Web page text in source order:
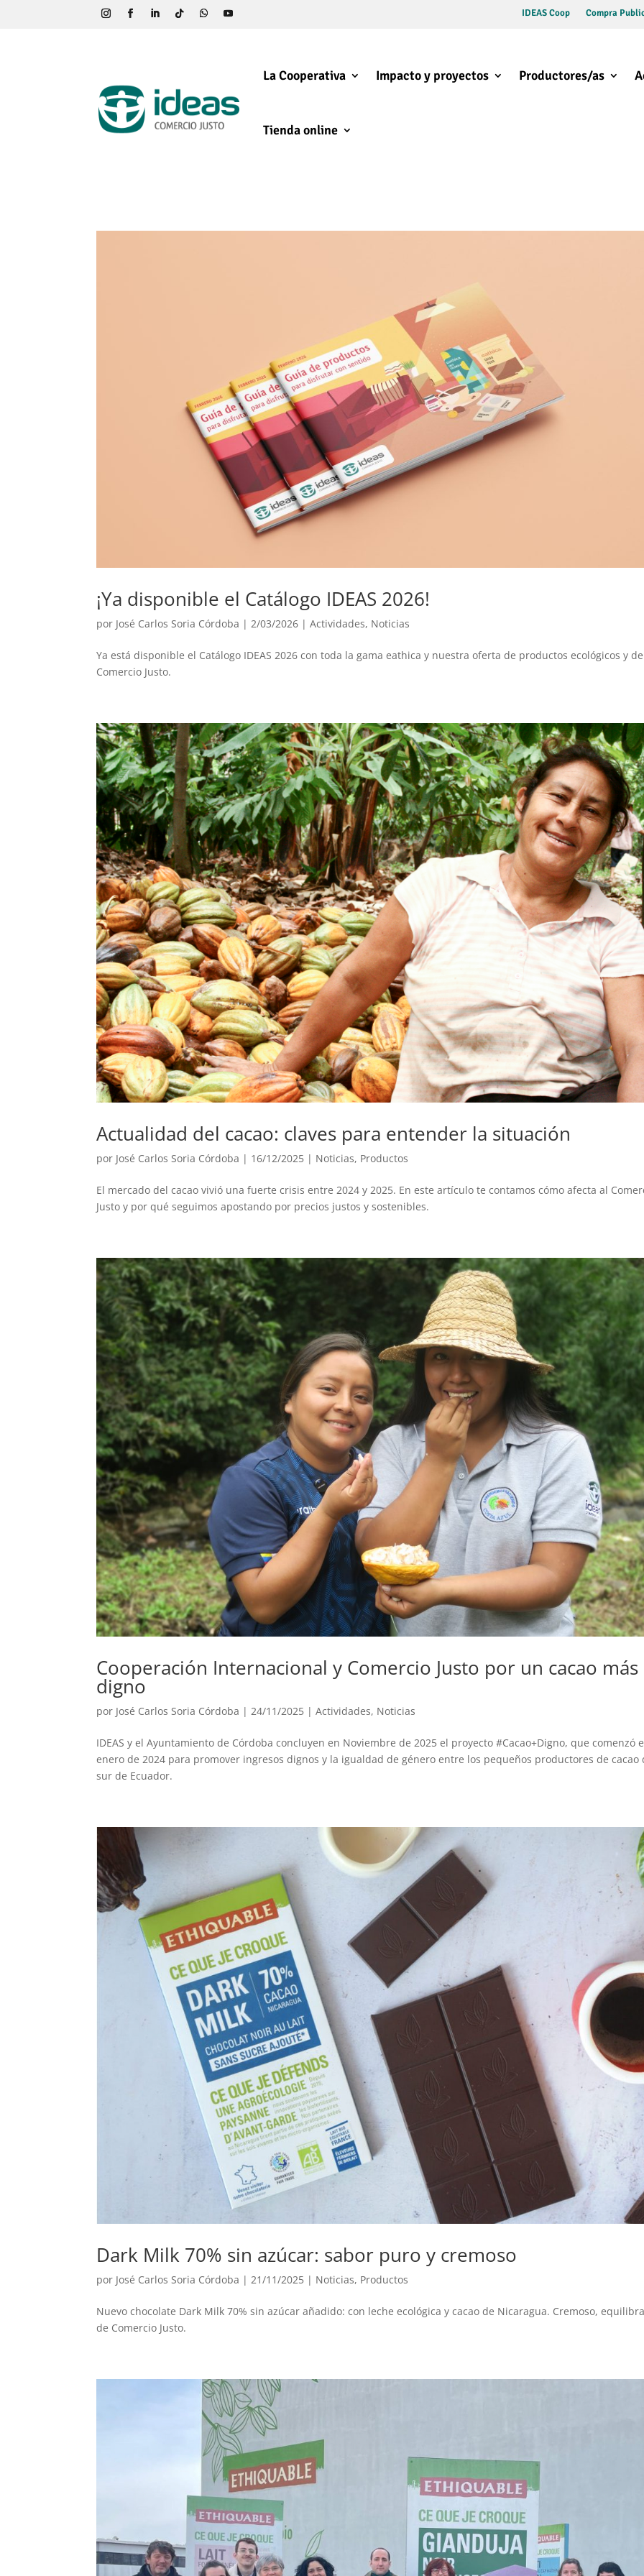
IDEAS Coop Compra
La Cooperativa Impacto y proyectos Productores/as
Tienda online
¡Ya disponible el Catálogo IDEAS 2026!
por José Carlos Soria Córdoba |2/03/2026 |Actividades, Noticias
Ya está disponible el Catálogo IDEAS 2026 con toda la gama eathica y nuestra oferta de productos ecológicos y de
Comercio Justo.
Actualidad del cacao: claves para entender la situación
por José Carlos Soria Córdoba | 16/12/2025 | Noticias, Productos
El mercado del cacao vivió una fuerte crisis entre 2024 y 2025. En este artículo te contamos cómo afecta al
Justo y por qué seguimos apostando por precios justos y sostenibles.
Cooperación Internacional y Comercio Justo por un cacao más
digno
por José Carlos Soria Córdoba |24/11/2025 |Actividades, Noticias
IDEAS y el Ayuntamiento de Córdoba concluyen en Noviembre de 2025 el proyecto #Cacao+Digno, que comenzó
enero de 2024 para promover ingresos dignos y la igualdad de género entre los pequeños productores de cacao
sur de Ecuador.
Dark Milk 70% sin azúcar: sabor puro y cremoso
por José Carlos Soria Córdoba |21/11/2025 | Noticias, Productos
Nuevo chocolate Dark Milk 70% sin azúcar añadido: con leche ecológica y cacao de Nicaragua. Cremoso,
de Comercio Justo.